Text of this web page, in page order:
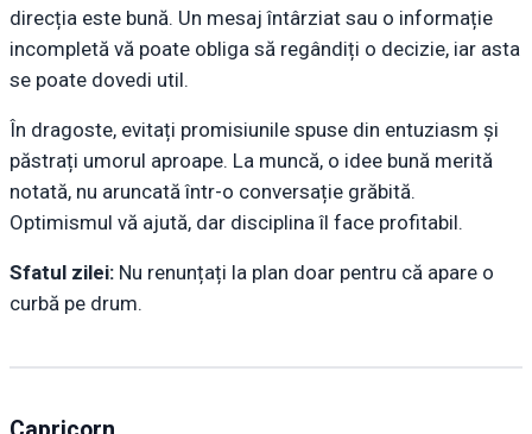
direcția este bună. Un mesaj întârziat sau o informație
incompletă vă poate obliga să regândiți o decizie, iar asta
se poate dovedi util.
În dragoste, evitați promisiunile spuse din entuziasm și
păstrați umorul aproape. La muncă, o idee bună merită
notată, nu aruncată într-o conversație grăbită.
Optimismul vă ajută, dar disciplina îl face profitabil.
Sfatul zilei: Nu renunțați la plan doar pentru că apare o
curbă pe drum.